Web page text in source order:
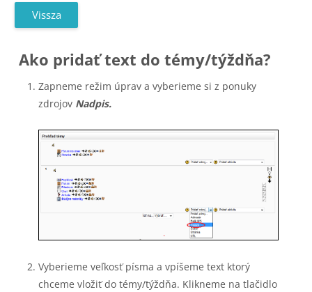
Vissza
Ako pridať text do témy/týždňa?
Zapneme režim úprav a vyberieme si z ponuky
zdrojov Nadpis.
Vyberieme veľkosť písma a vpíšeme text ktorý
chceme vložiť do témy/týždňa. Klikneme na tlačidlo